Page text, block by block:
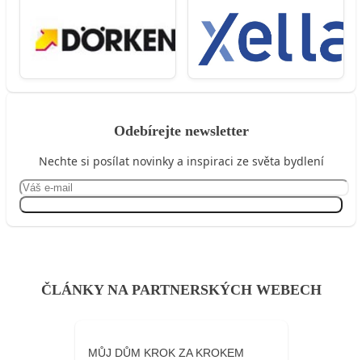
Odebírejte newsletter
Nechte si posílat novinky a inspiraci ze světa bydlení
ČLÁNKY NA PARTNERSKÝCH WEBECH
MŮJ DŮM KROK ZA KROKEM